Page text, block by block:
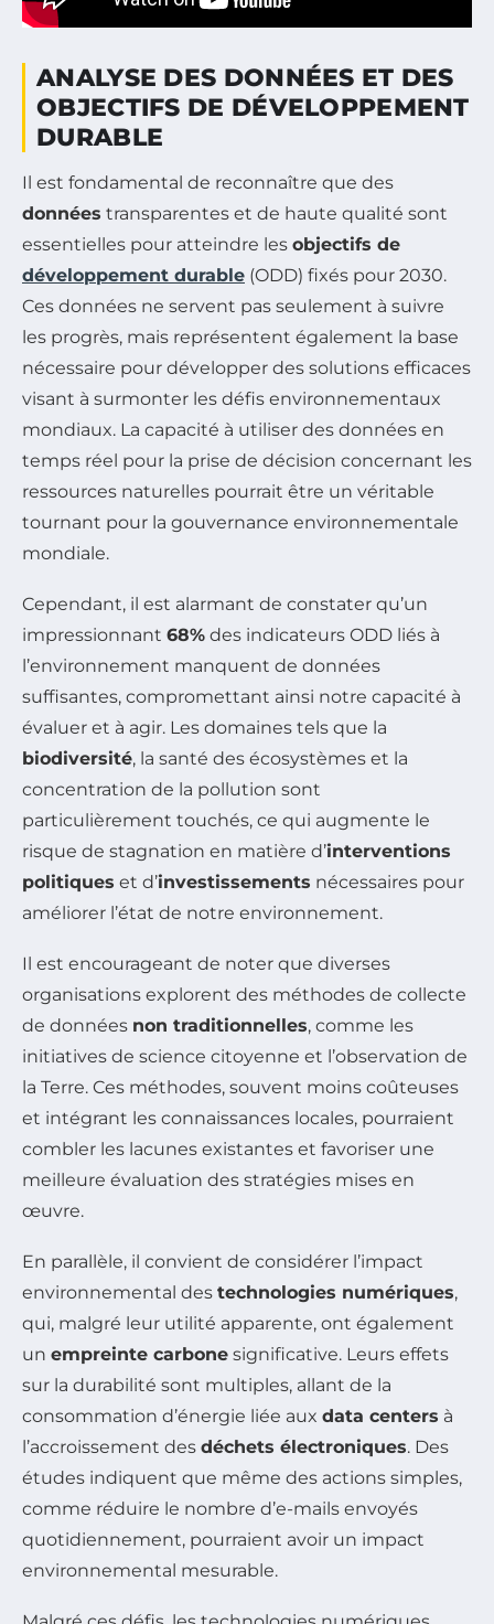
ANALYSE DES DONNÉES ET DES
OBJECTIFS DE DÉVELOPPEMENT
DURABLE
Il est fondamental de reconnaître que des
données transparentes et de haute qualité sont
essentielles pour atteindre les objectifs de
développement durable (ODD) fixés pour 2030.
Ces données ne servent pas seulement à suivre
les progrès, mais représentent également la base
nécessaire pour développer des solutions efficaces
visant à surmonter les défis environnementaux
mondiaux. La capacité à utiliser des données en
temps réel pour la prise de décision concernant les
ressources naturelles pourrait être un véritable
tournant pour la gouvernance environnementale
mondiale.
Cependant, il est alarmant de constater qu’un
impressionnant 68% des indicateurs ODD liés à
l’environnement manquent de données
suffisantes, compromettant ainsi notre capacité à
évaluer et à agir. Les domaines tels que la
biodiversité, la santé des écosystèmes et la
concentration de la pollution sont
particulièrement touchés, ce qui augmente le
risque de stagnation en matière d’interventions
politiques et d’investissements nécessaires pour
améliorer l’état de notre environnement.
Il est encourageant de noter que diverses
organisations explorent des méthodes de collecte
de données non traditionnelles, comme les
initiatives de science citoyenne et l’observation de
la Terre. Ces méthodes, souvent moins coûteuses
et intégrant les connaissances locales, pourraient
combler les lacunes existantes et favoriser une
meilleure évaluation des stratégies mises en
œuvre.
En parallèle, il convient de considérer l’impact
environnemental des technologies numériques,
qui, malgré leur utilité apparente, ont également
un empreinte carbone significative. Leurs effets
sur la durabilité sont multiples, allant de la
consommation d’énergie liée aux data centers à
l’accroissement des déchets électroniques. Des
études indiquent que même des actions simples,
comme réduire le nombre d’e-mails envoyés
quotidiennement, pourraient avoir un impact
environnemental mesurable.